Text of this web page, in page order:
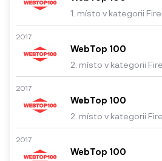
1. místo v kategorii
2017
WebTop 100
2. místo v kategorii
2017
WebTop 100
2. místo v kategorii
2017
WebTop 100